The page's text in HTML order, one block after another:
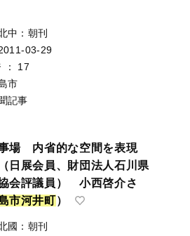
中：朝刊
03-29
：
17
市
記事
場 内省的な空間を表現
展会員、財団法人石川県
会評議員） 小西啓介さ
市河井町）
國：朝刊